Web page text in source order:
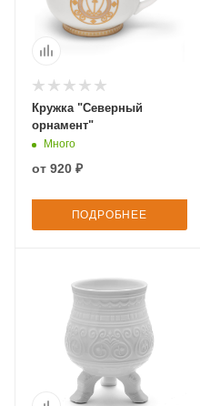
Кружка "Северный
орнамент"
Много
от 920 ₽
ПОДРОБНЕЕ